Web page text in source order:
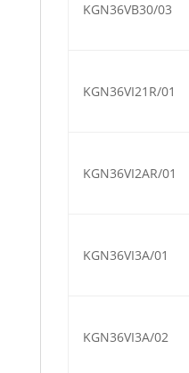
KGN36VB30/03
KGN36VI21R/01
KGN36VI2AR/01
KGN36VI3A/01
KGN36VI3A/02